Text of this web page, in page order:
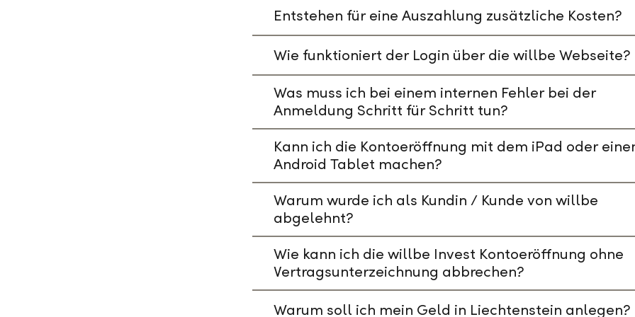
Entstehen für eine Auszahlung zusätzliche Kosten?
Wie funktioniert der Login über die willbe Webseite?
Was muss ich bei einem internen Fehler bei der
Anmeldung Schritt für Schritt tun?
Kann ich die Kontoeröffnung mit dem iPad oder
Android Tablet machen?
Warum wurde ich als Kundin / Kunde von willbe
abgelehnt?
Wie kann ich die willbe Invest Kontoeröffnung ohne
Vertragsunterzeichnung abbrechen?
Warum soll ich mein Geld in Liechtenstein anlegen?